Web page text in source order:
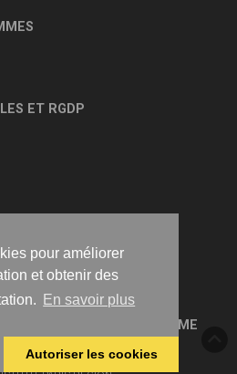
pour améliorer
et obtenir des
En savoir plus
Autoriser les cookies
ET RGDP
DES AGENCES D'URBANISME